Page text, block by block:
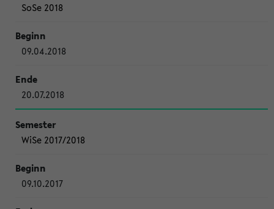
SoSe 2018
09.04.2018
20.07.2018
WiSe 2017/2018
09.10.2017